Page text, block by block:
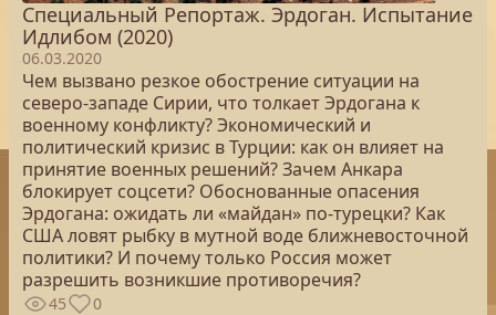
Специальный Репортаж. Эрдоган. Испытание
Идлибом (2020)
06.03.2020
Чем вызвано резкое обострение ситуации на
северо-западе Сирии, что толкает Эрдогана к
военному конфликту? Экономический и
политический кризис в Турции: как он влияет на
принятие военных решений? Зачем Анкара
блокирует соцсети? Обоснованные опасения
Эрдогана: ожидать ли «майдан» по-турецки? Как
США ловят рыбку в мутной воде ближневосточной
политики? И почему только Россия может
разрешить возникшие противоречия?
45 0